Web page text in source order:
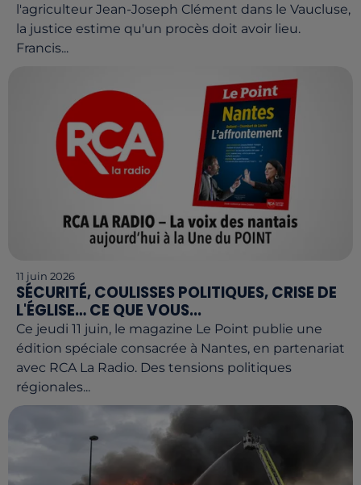
l'agriculteur Jean-Joseph Clément dans le Vaucluse,
la justice estime qu'un procès doit avoir lieu.
Francis...
11 juin 2026
SÉCURITÉ, COULISSES POLITIQUES, CRISE DE
L'ÉGLISE… CE QUE VOUS...
Ce jeudi 11 juin, le magazine Le Point publie une
édition spéciale consacrée à Nantes, en partenariat
avec RCA La Radio. Des tensions politiques
régionales...